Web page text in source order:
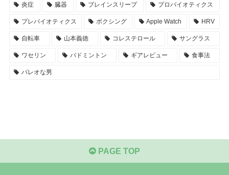
炎症 臓器 ブレインスリープ プロバイオティクス
プレバイオティクス ボクシング Apple Watch HRV
自転車 山本義徳 コレステロール サングラス
ワセリン バドミントン ギアレビュー 食事法
パレオな男
PAGE TOP